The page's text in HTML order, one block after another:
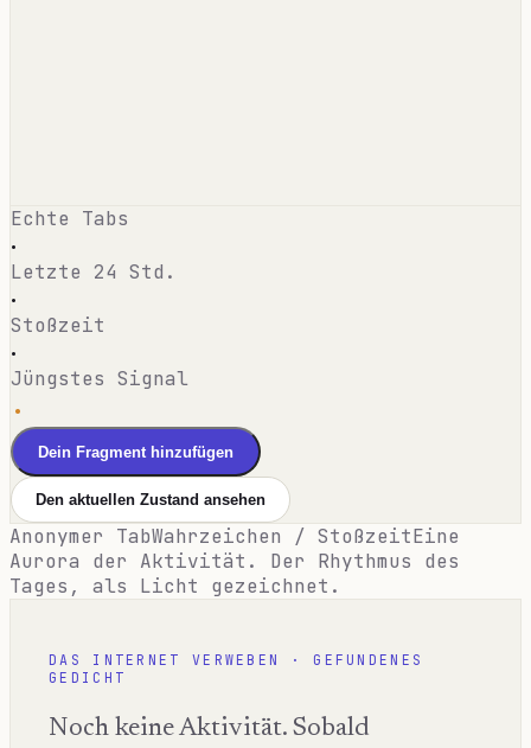
Echte Tabs
·
Letzte 24 Std.
·
Stoßzeit
·
Jüngstes Signal
·
Dein Fragment hinzufügen
Den aktuellen Zustand ansehen
Anonymer TabWahrzeichen / StoßzeitEine
Aurora der Aktivität. Der Rhythmus des
Tages, als Licht gezeichnet.
DAS INTERNET VERWEBEN · GEFUNDENES
GEDICHT
Noch keine Aktivität. Sobald